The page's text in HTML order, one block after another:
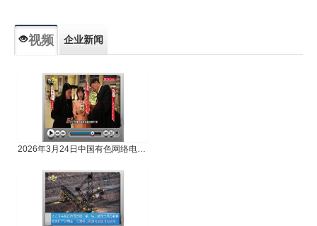
视频 企业新闻
2026年3月24日中国有色网络电视新闻